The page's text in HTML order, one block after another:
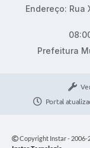
Endereço: Rua
Prefeitura
Portal
Copyright Instar - 2006-